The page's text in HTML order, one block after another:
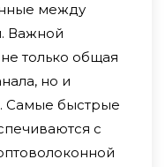
между
Важной
только общая
но и
Самые быстрые
с